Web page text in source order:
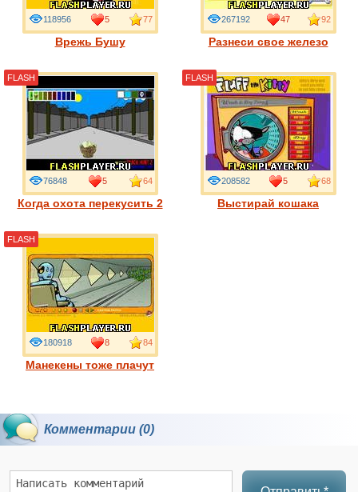
Врежь Бушу
118956 5 77
Разнеси свое железо
267192 47 92
Когда охота перекусить 2
76848 5 64
FLASH
Выстирай кошака
208582 5 68
FLASH
Манекены тоже плачут
180918 8 84
FLASH
Комментарии (0)